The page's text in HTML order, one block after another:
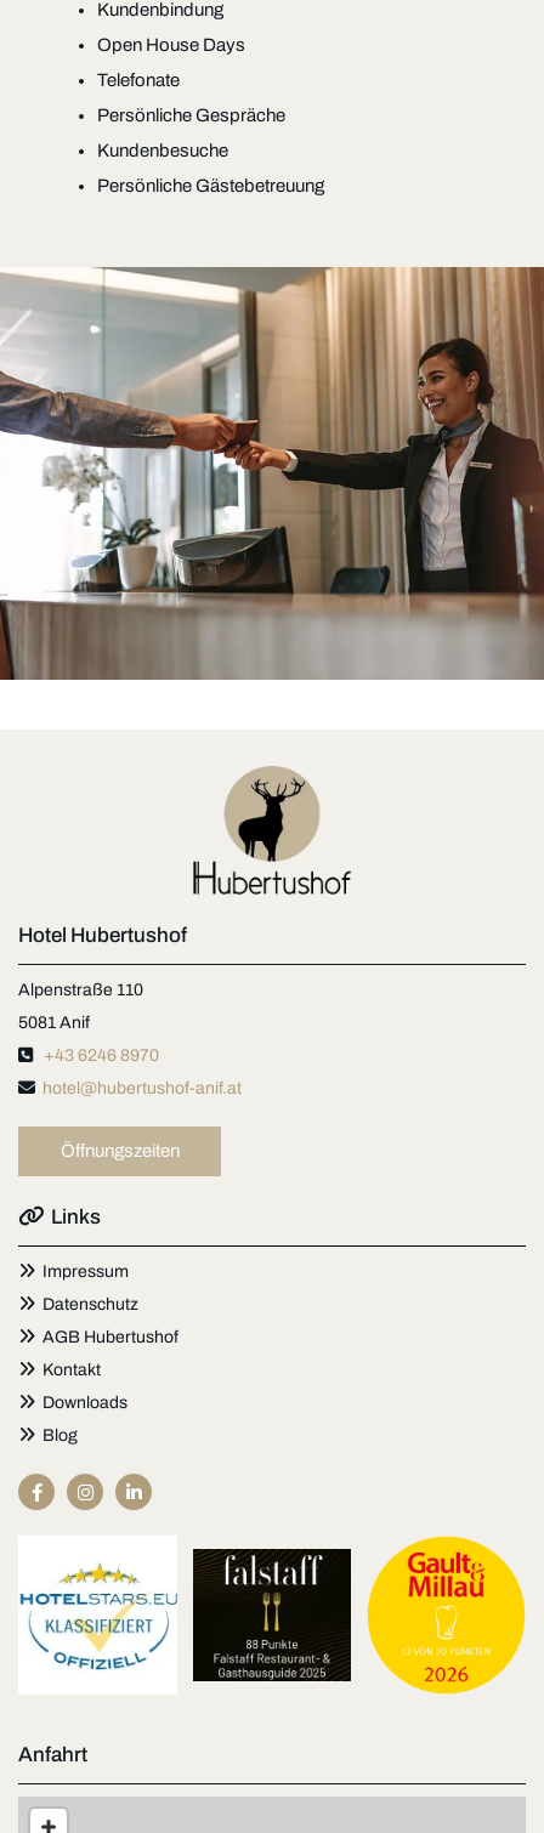
Kundenbindung
Open House Days
Telefonate
Persönliche Gespräche
Kundenbesuche
Persönliche Gästebetreuung
Hotel Hubertushof
Alpenstraße 110
5081 Anif
 +43 6246 8970
 hotel@hubertushof-anif.at
Öffnungszeiten
 Links
 Impressum
 Datenschutz
 AGB Hubertushof
 Kontakt
 Downloads
 Blog
Anfahrt